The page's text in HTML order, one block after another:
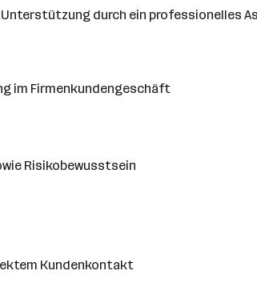
durch ein professionelles
im Firmenkundengeschäft
Risikobewusstsein
Kundenkontakt